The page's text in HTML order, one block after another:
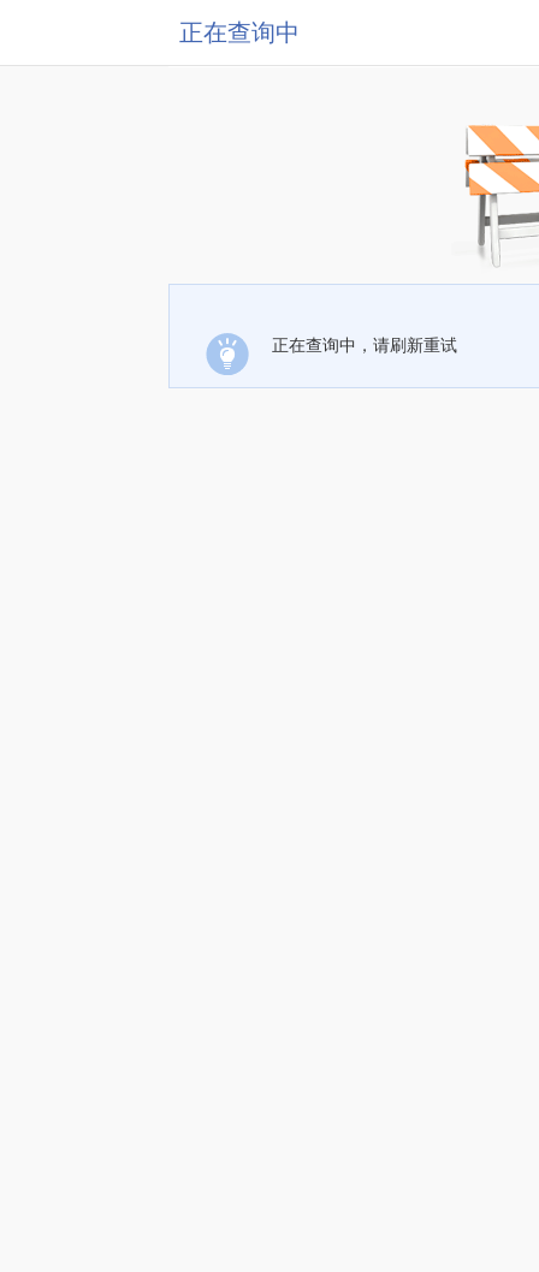
正在查询中
正在查询中，请刷新重试